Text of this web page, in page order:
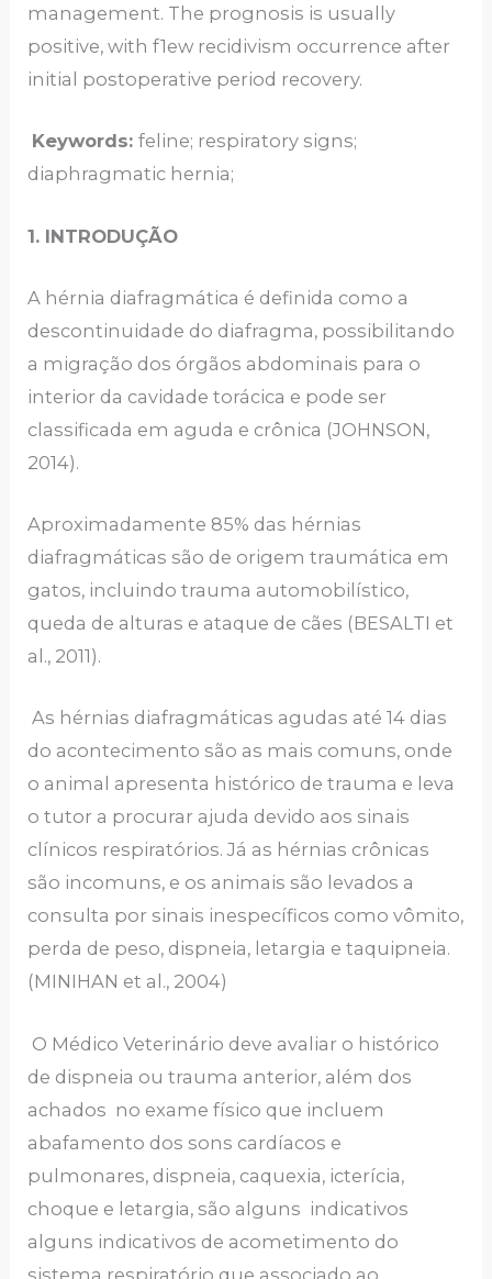
management. The prognosis is usually
positive, with f1ew recidivism occurrence after
initial postoperative period recovery.
Keywords:feline; respiratory signs;
diaphragmatic hernia;
1. INTRODUÇÃO
A hérnia diafragmática é definida como a
descontinuidade do diafragma, possibilitando
a migração dos órgãos abdominais para o
interior da cavidade torácica e pode ser
classificada em aguda e crônica (JOHNSON,
2014).
Aproximadamente 85% das hérnias
diafragmáticas são de origem traumática em
gatos, incluindo trauma automobilístico,
queda de alturas e ataque de cães (BESALTI et
al., 2011).
As hérnias diafragmáticas agudas até 14 dias
do acontecimento são as mais comuns, onde
o animal apresenta histórico de trauma e leva
o tutor a procurar ajuda devido aos sinais
clínicos respiratórios. Já as hérnias crônicas
são incomuns, e os animais são levados a
consulta por sinais inespecíficos como vômito,
perda de peso, dispneia, letargia e taquipneia.
(MINIHAN et al., 2004)
O Médico Veterinário deve avaliar o histórico
de dispneia ou trauma anterior, além dos
achados no exame físico que incluem
abafamento dos sons cardíacos e
pulmonares, dispneia, caquexia, icterícia,
choque e letargia, são alguns indicativos
alguns indicativos de acometimento do
sistema respiratório que associado ao